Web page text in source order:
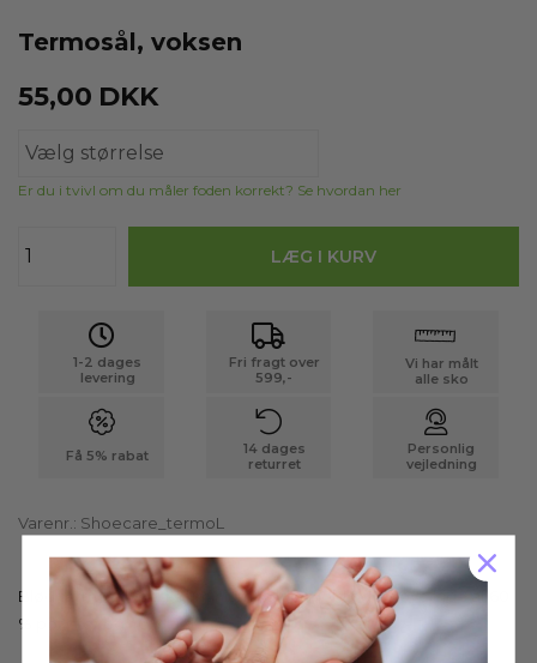
Termosål, voksen
55,00 DKK
Er du i tvivl om du måler foden korrekt? Se hvordan her
1-2 dages
levering
Fri fragt over
599,-
Vi har målt
alle sko
Få 5% rabat
14 dages
returret
Personlig
vejledning
Varenr.: Shoecare_termoL
Blød termosål med aluminium kuldeskjold og en overside af 60
% polyster og 40 % uld.